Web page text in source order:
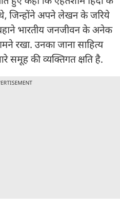
जिन्होंने अपने लेखन के जरिये
भारतीय जनजीवन के अनेक
उनका जाना साहित्य
समूह की व्यक्तिगत क्षति है.